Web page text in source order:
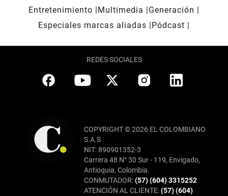
Entretenimiento
Multimedia
Generación
Especiales marcas aliadas
Pódcast
REDES SOCIALES
COPYRIGHT © 2026 EL COLOMBIANO
S.A.S
NIT: 890901352-3
Carrera 48 N° 30 Sur - 119, Envigado,
Antioquia, Colombia.
CONMUTADOR:(57) (604) 3315252
ATENCIÓN AL CLIENTE:(57) (604)